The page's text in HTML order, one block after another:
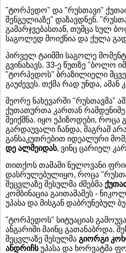
"ტორპედო" და "რუსთავი"
შენგელიაზე" დაზავდნენ.
გამარჯვებასთან, თუმცა სულ
საგოლედ მოიქნია და ქულა
პირველ ტაიმში საგოლე
გვინახავს. 33-ე წუთზე "ბოლო
"ტორპედოს" ბრაზილიელი
გაუძევეს. თქმა რად უნდა, ამან
მეორე ნახევარში "რუსთავმა"
ქუთათურთა კართან
შეიქმნა. იყო ეპიზოდები,
გარდაუვალი ჩანდა, მაგრამ
განსაკუთრებით იდეალური
დე ალმეიდას, ვინც ცარიელ
თითქოს თამაში ნულოვანი
დასრულებულიყო, როცა
შეცვლაზე შესულმა ძმებმა
კომბინაცია გაითამაშეს -
უპასა და მისგან დაბრუნებულ
"ტორპედოს" სიტუაციას
ანგარიში მაინც გათანაბრდა.
შეცვლაზე შესულმა გიორგი
ანდრიჩსუპასა და ხორვატმა